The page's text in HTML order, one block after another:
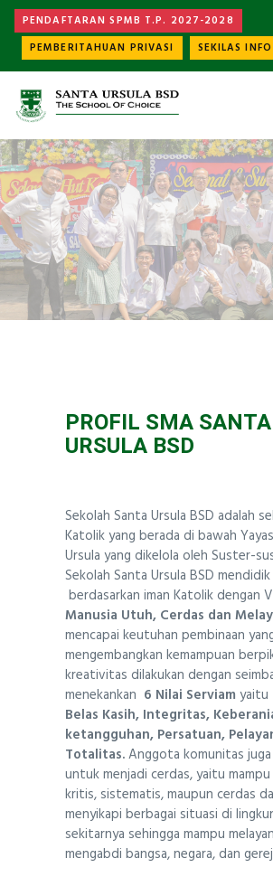
PENDAFTARAN SPMB T.P. 2027-2028
PEMBERITAHUAN PRIVASI
SEKILAS INFO
Universal
PROFIL SMA SANTA
URSULA BSD
Sekolah Santa Ursula BSD adalah
Katolik yang berada di bawah
Ursula yang dikelola oleh Suster-
Sekolah Santa Ursula BSD
berdasarkan iman Katolik dengan
Manusia Utuh, Cerdas dan
mencapai keutuhan pembinaan
mengembangkan kemampuan
kreativitas dilakukan dengan
menekankan 6 Nilai Serviam yaitu
Belas Kasih, Integritas,
ketangguhan, Persatuan,
Totalitas.Anggota komunitas
untuk menjadi cerdas, yaitu
kritis, sistematis, maupun cerdas
menyikapi berbagai situasi di
sekitarnya sehingga mampu
mengabdi bangsa, negara, dan